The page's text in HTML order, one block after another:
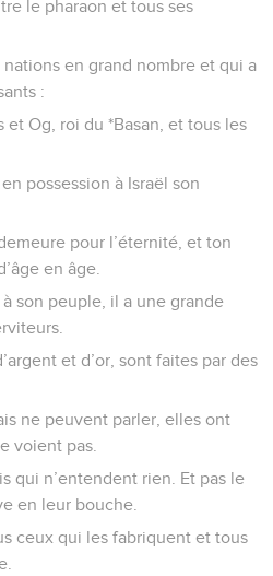
le pharaon et tous ses
nations en grand nombre et qui a
:
et Og, roi du *Basan, et tous les
possession à Israël son
pour l’éternité, et ton
en âge.
son peuple, il a une grande
et d’or, sont faites par des
ne peuvent parler, elles ont
voient pas.
qui n’entendent rien. Et pas le
en leur bouche.
ceux qui les fabriquent et tous